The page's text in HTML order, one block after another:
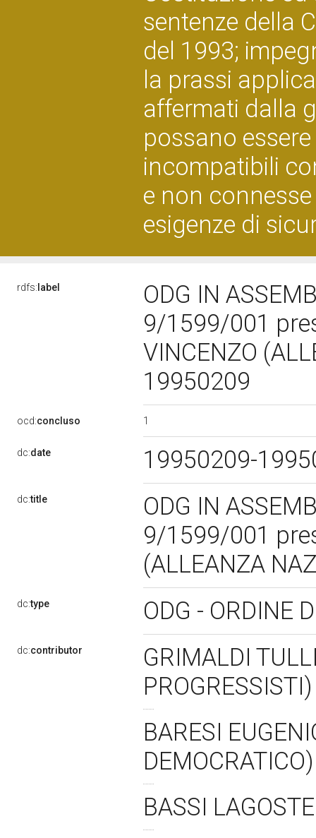
sentenze della
del 1993;
la prassi
affermati dalla
possano
incompatibili
e non
esigenze di
rdfs: label
ODG IN
9/1599/001
VINCENZO
19950209
ocd:concluso 1
dc:date 19950209-
dc:title
ODG IN
9/1599/001
(ALLEANZA
dc:type ODG - ORDINE
dc:contributor
GRIMALDI
BARESI
BASSI